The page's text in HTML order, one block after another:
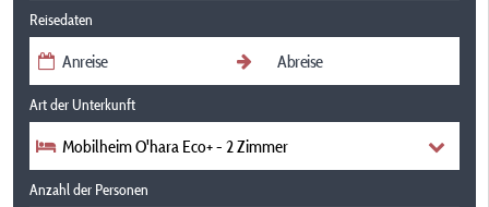
Reisedaten
Art der Unterkunft
Mobilheim O'hara Eco+ - 2 Zimmer
Anzahl der Personen